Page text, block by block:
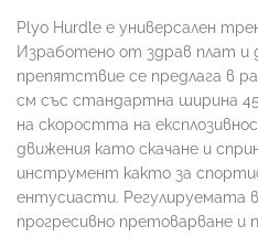
Plyo Hurdle е универсален
Изработено от здрав плат и
препятствие се предлага в
см със стандартна ширина
на скоростта на
движения като скачане и
инструмент както за
ентусиасти. Регулируемата
прогресивно претоварване и